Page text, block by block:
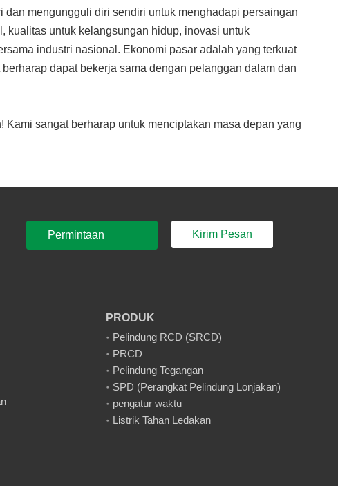
mengungguli diri sendiri untuk menghadapi persaingan
kualitas untuk kelangsungan hidup, inovasi untuk
industri nasional. Ekonomi pasar adalah yang terkuat
dapat bekerja sama dengan pelanggan dalam dan
sangat berharap untuk menciptakan masa depan yang
Permintaan Kirim Pesan
PRODUK
Pelindung RCD (SRCD)
PRCD
Pelindung Tegangan
SPD (Perangkat Pelindung Lonjakan)
pengatur waktu
Listrik Tahan Ledakan